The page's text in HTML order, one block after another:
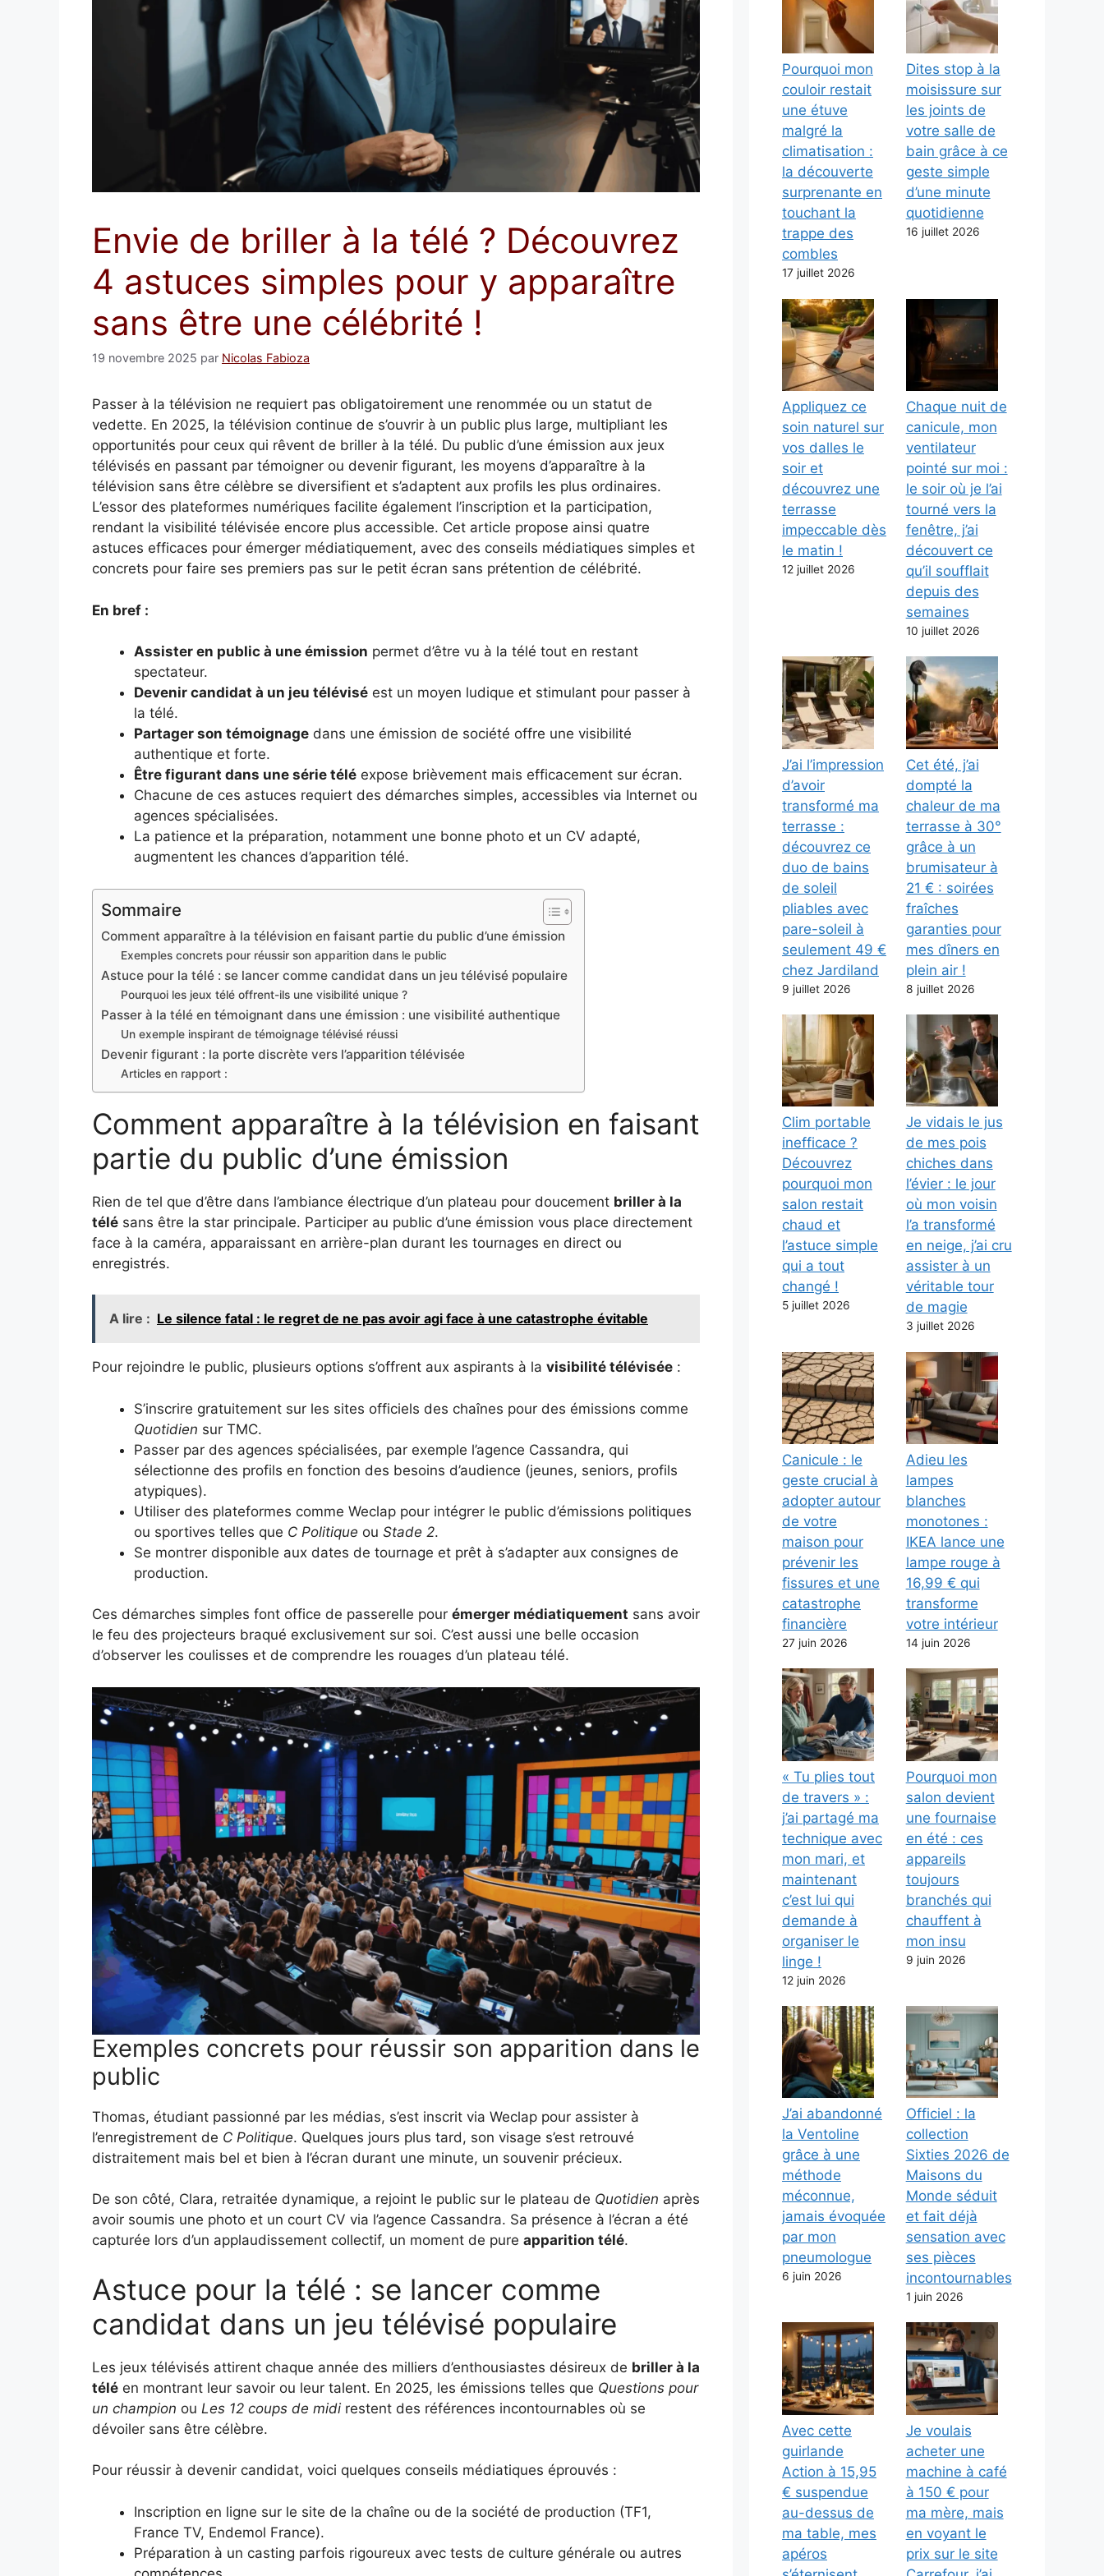
Envie de briller à la télé ? Découvrez
4 astuces simples pour y apparaître
sans être une célébrité !
19 novembre 2025 par Nicolas Fabioza
Passer à la télévision ne requiert pas obligatoirement une renommée ou un statut de
vedette. En 2025, la télévision continue de s’ouvrir à un public plus large, multipliant les
opportunités pour ceux qui rêvent de briller à la télé. Du public d’une émission aux jeux
télévisés en passant par témoigner ou devenir figurant, les moyens d’apparaître à la
télévision sans être célèbre se diversifient et s’adaptent aux profils les plus ordinaires.
L’essor des plateformes numériques facilite également l’inscription et la participation,
rendant la visibilité télévisée encore plus accessible. Cet article propose ainsi quatre
astuces efficaces pour émerger médiatiquement, avec des conseils médiatiques simples et
concrets pour faire ses premiers pas sur le petit écran sans prétention de célébrité.
En bref :
Assister en public à une émission permet d’être vu à la télé tout en restant
spectateur.
Devenir candidat à un jeu télévisé est un moyen ludique et stimulant pour passer à
la télé.
Partager son témoignage dans une émission de société offre une visibilité
authentique et forte.
Être figurant dans une série télé expose brièvement mais efficacement sur écran.
Chacune de ces astuces requiert des démarches simples, accessibles via Internet ou
agences spécialisées.
La patience et la préparation, notamment une bonne photo et un CV adapté,
augmentent les chances d’apparition télé.
Sommaire
Comment apparaître à la télévision en faisant partie du public d’une émission
Exemples concrets pour réussir son apparition dans le public
Astuce pour la télé : se lancer comme candidat dans un jeu télévisé populaire
Pourquoi les jeux télé offrent-ils une visibilité unique ?
Passer à la télé en témoignant dans une émission : une visibilité authentique
Un exemple inspirant de témoignage télévisé réussi
Devenir figurant : la porte discrète vers l’apparition télévisée
Articles en rapport :
Comment apparaître à la télévision en faisant
partie du public d’une émission
Rien de tel que d’être dans l’ambiance électrique d’un plateau pour doucement briller à la
télé sans être la star principale. Participer au public d’une émission vous place directement
face à la caméra, apparaissant en arrière-plan durant les tournages en direct ou
enregistrés.
A lire : Le silence fatal : le regret de ne pas avoir agi face à une catastrophe évitable
Pour rejoindre le public, plusieurs options s’offrent aux aspirants à la visibilité télévisée :
S’inscrire gratuitement sur les sites officiels des chaînes pour des émissions comme
Quotidien sur TMC.
Passer par des agences spécialisées, par exemple l’agence Cassandra, qui
sélectionne des profils en fonction des besoins d’audience (jeunes, seniors, profils
atypiques).
Utiliser des plateformes comme Weclap pour intégrer le public d’émissions politiques
ou sportives telles que C Politique ou Stade 2.
Se montrer disponible aux dates de tournage et prêt à s’adapter aux consignes de
production.
Ces démarches simples font office de passerelle pour émerger médiatiquement sans avoir
le feu des projecteurs braqué exclusivement sur soi. C’est aussi une belle occasion
d’observer les coulisses et de comprendre les rouages d’un plateau télé.
Exemples concrets pour réussir son apparition dans le
public
Thomas, étudiant passionné par les médias, s’est inscrit via Weclap pour assister à
l’enregistrement de C Politique. Quelques jours plus tard, son visage s’est retrouvé
distraitement mais bel et bien à l’écran durant une minute, un souvenir précieux.
De son côté, Clara, retraitée dynamique, a rejoint le public sur le plateau de Quotidien après
avoir soumis une photo et un court CV via l’agence Cassandra. Sa présence à l’écran a été
capturée lors d’un applaudissement collectif, un moment de pure apparition télé.
Astuce pour la télé : se lancer comme
candidat dans un jeu télévisé populaire
Les jeux télévisés attirent chaque année des milliers d’enthousiastes désireux de briller à la
télé en montrant leur savoir ou leur talent. En 2025, les émissions telles que Questions pour
un champion ou Les 12 coups de midi restent des références incontournables où se
dévoiler sans être célèbre.
Pour réussir à devenir candidat, voici quelques conseils médiatiques éprouvés :
Inscription en ligne sur le site de la chaîne ou de la société de production (TF1,
France TV, Endemol France).
Préparation à un casting parfois rigoureux avec tests de culture générale ou autres
Pourquoi mon
couloir restait
une étuve
malgré la
climatisation :
la découverte
surprenante en
touchant la
trappe des
combles
17 juillet 2026
Dites stop à la
moisissure sur
les joints de
votre salle de
bain grâce à ce
geste simple
d’une minute
quotidienne
16 juillet 2026
Appliquez ce
soin naturel sur
vos dalles le
soir et
découvrez une
terrasse
impeccable dès
le matin !
12 juillet 2026
Chaque nuit de
canicule, mon
ventilateur
pointé sur moi :
le soir où je l’ai
tourné vers la
fenêtre, j’ai
découvert ce
qu’il soufflait
depuis des
semaines
10 juillet 2026
J’ai l’impression
d’avoir
transformé ma
terrasse :
découvrez ce
duo de bains
de soleil
pliables avec
pare-soleil à
seulement 49 €
chez Jardiland
9 juillet 2026
Cet été, j’ai
dompté la
chaleur de ma
terrasse à 30°
grâce à un
brumisateur à
21 € : soirées
fraîches
garanties pour
mes dîners en
plein air !
8 juillet 2026
Clim portable
inefficace ?
Découvrez
pourquoi mon
salon restait
chaud et
l’astuce simple
qui a tout
changé !
5 juillet 2026
Je vidais le jus
de mes pois
chiches dans
l’évier : le jour
où mon voisin
l’a transformé
en neige, j’ai cru
assister à un
véritable tour
de magie
3 juillet 2026
Canicule : le
geste crucial à
adopter autour
de votre
maison pour
prévenir les
fissures et une
catastrophe
financière
27 juin 2026
Adieu les
lampes
blanches
monotones :
IKEA lance une
lampe rouge à
16,99 € qui
transforme
votre intérieur
14 juin 2026
« Tu plies tout
de travers » :
j’ai partagé ma
technique avec
mon mari, et
maintenant
c’est lui qui
demande à
organiser le
linge !
12 juin 2026
Pourquoi mon
salon devient
une fournaise
en été : ces
appareils
toujours
branchés qui
chauffent à
mon insu
9 juin 2026
J’ai abandonné
la Ventoline
grâce à une
méthode
méconnue,
jamais évoquée
par mon
pneumologue
6 juin 2026
Officiel : la
collection
Sixties 2026 de
Maisons du
Monde séduit
et fait déjà
sensation avec
ses pièces
incontournables
1 juin 2026
Avec cette
guirlande
Action à 15,95
€ suspendue
au-dessus de
ma table, mes
apéros
Je voulais
acheter une
machine à café
à 150 € pour
ma mère, mais
en voyant le
prix sur le site